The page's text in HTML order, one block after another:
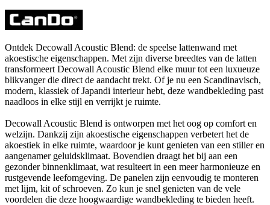
Ontdek Decowall Acoustic Blend: de speelse lattenwand met
akoestische eigenschappen. Met zijn diverse breedtes van de latten
transformeert Decowall Acoustic Blend elke muur tot een luxueuze
blikvanger die direct de aandacht trekt. Of je nu een Scandinavisch,
modern, klassiek of Japandi interieur hebt, deze wandbekleding past
naadloos in elke stijl en verrijkt je ruimte.
Decowall Acoustic Blend is ontworpen met het oog op comfort en
welzijn. Dankzij zijn akoestische eigenschappen verbetert het de
akoestiek in elke ruimte, waardoor je kunt genieten van een stiller en
aangenamer geluidsklimaat. Bovendien draagt het bij aan een
gezonder binnenklimaat, wat resulteert in een meer harmonieuze en
rustgevende leefomgeving. De panelen zijn eenvoudig te monteren
met lijm, kit of schroeven. Zo kun je snel genieten van de vele
voordelen die deze hoogwaardige wandbekleding te bieden heeft.